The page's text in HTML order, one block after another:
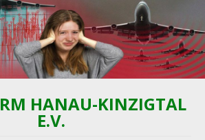
HANAU-KINZIGTAL
E.V.